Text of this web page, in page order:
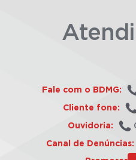
Fale com o BDMG:
Cliente fone:
Ouvidoria:
Canal de Denúncias: